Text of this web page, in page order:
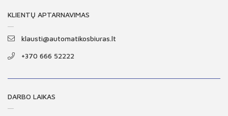
KLIENTŲ APTARNAVIMAS
klausti@automatikosbiuras.lt
+370 666 52222
DARBO LAIKAS